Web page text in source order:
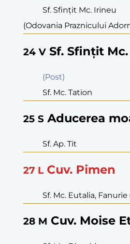
Sf. Sfinţit Mc. Irineu
(Odovania Praznicului
24 V Sf. Sfinţit
(Post)
Sf. Mc. Tation
25 S Aducerea
Sf. Ap. Tit
27 L Cuv. Pimen
Sf. Mc. Eutalia,
28 M Cuv. Moise